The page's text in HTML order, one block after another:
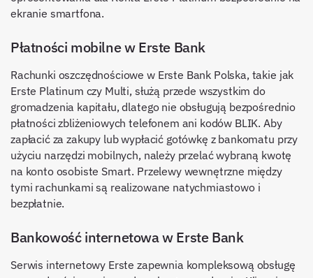
ekranie smartfona.
Płatności mobilne w Erste Bank
Rachunki oszczędnościowe w Erste Bank Polska, takie jak
Erste Platinum czy Multi, służą przede wszystkim do
gromadzenia kapitału, dlatego nie obsługują bezpośrednio
płatności zbliżeniowych telefonem ani kodów BLIK. Aby
zapłacić za zakupy lub wypłacić gotówkę z bankomatu przy
użyciu narzędzi mobilnych, należy przelać wybraną kwotę
na konto osobiste Smart. Przelewy wewnętrzne między
tymi rachunkami są realizowane natychmiastowo i
bezpłatnie.
Bankowość internetowa w Erste Bank
Serwis internetowy Erste zapewnia kompleksową obsługę